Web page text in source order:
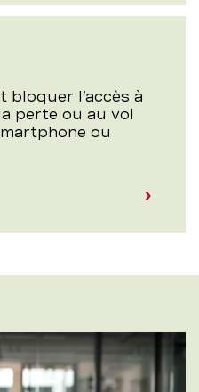
bloquer l’accès à
perte ou au vol
ou